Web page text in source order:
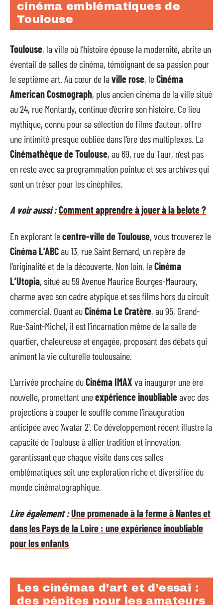
cinéma emblématiques de
Toulouse
Toulouse, la ville où l’histoire épouse la modernité, abrite un
éventail de salles de cinéma, témoignant de sa passion pour
le septième art. Au cœur de laville rose, leCinéma
American Cosmograph, plus ancien cinéma de la ville situé
au 24, rue Montardy, continue d’écrire son histoire. Ce lieu
mythique, connu pour sa sélection de films d’auteur, offre
une intimité presque oubliée dans l’ère des multiplexes. La
Cinémathèque de Toulouse, au 69, rue du Taur, n’est pas
en reste avec sa programmation pointue et ses archives qui
sont un trésor pour les cinéphiles.
A voir aussi :Comment apprendre à jouer à la belote ?
En explorant lecentre-ville de Toulouse, vous trouverez le
Cinéma L’ABCau 13, rue Saint Bernard, un repère de
l’originalité et de la découverte. Non loin, leCinéma
L’Utopia, situé au 59 Avenue Maurice Bourges-Mauroury,
charme avec son cadre atypique et ses films hors du circuit
commercial. Quant auCinéma Le Cratère, au 95, Grand-
Rue-Saint-Michel, il est l’incarnation même de la salle de
quartier, chaleureuse et engagée, proposant des débats qui
animent la vie culturelle toulousaine.
L’arrivée prochaine duCinéma IMAX va inaugurer une ère
nouvelle, promettant uneexpérience inoubliableavec des
projections à couper le souffle comme l’inauguration
anticipée avec ‘Avatar 2’. Ce développement récent illustre la
capacité de Toulouse à allier tradition et innovation,
garantissant que chaque visite dans ces salles
emblématiques soit une exploration riche et diversifiée du
monde cinématographique.
Lire également :Une promenade à la ferme à Nantes et
dans les Pays de la Loire : une expérience inoubliable
pour les enfants
Les cinémas d’art et d’essai :
des pépites pour les amateurs